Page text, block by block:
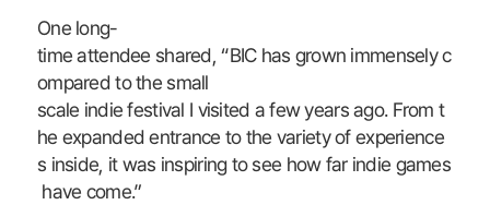
One long-
time attendee shared, “BIC has grown immensely c
ompared to the small
scale indie festival I visited a few years ago. From t
he expanded entrance to the variety of experience
s inside, it was inspiring to see how far indie games
have come.”